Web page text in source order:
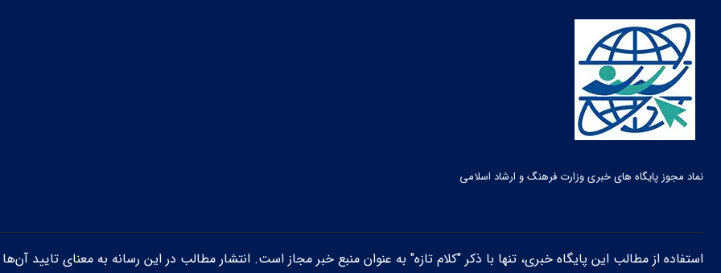
نماد مجوز پایگاه های خبری وزارت فرهنگ و ارشاد اسلامی
استفاده از مطالب این پایگاه خبری، تنها با ذکر "کلام تازه" به عنوان منبع خبر مجاز است. انتشار مطالب در این رسانه به معنای تایید